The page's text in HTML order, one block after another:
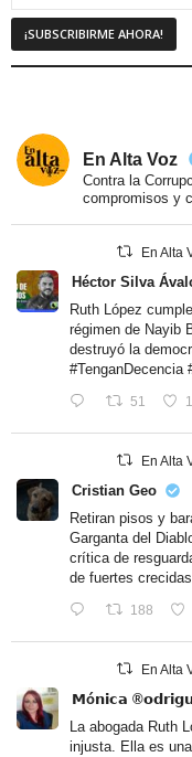
En Alta Voz
Contra la
compromisos y
En Alta
Héctor Silva
Ruth López
régimen de Nayib
destruyó la
#TenganDecencia
51
En Alta
Cristian Geo
Retiran pisos y
Garganta del
crítica de
de fuertes
188
En Alta
𝗠ó𝗻𝗶𝗰𝗮
La abogada Ruth
injusta. Ella es